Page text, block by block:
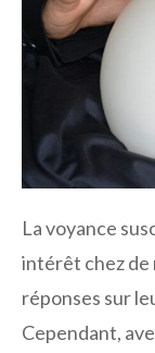
La voyance
intérêt chez de
réponses sur
Cependant,